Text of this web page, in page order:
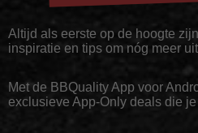
Altijd als eerste op de hoogte
inspiratie en tips om nóg meer
Met de BBQuality App voor
exclusieve App-Only deals die